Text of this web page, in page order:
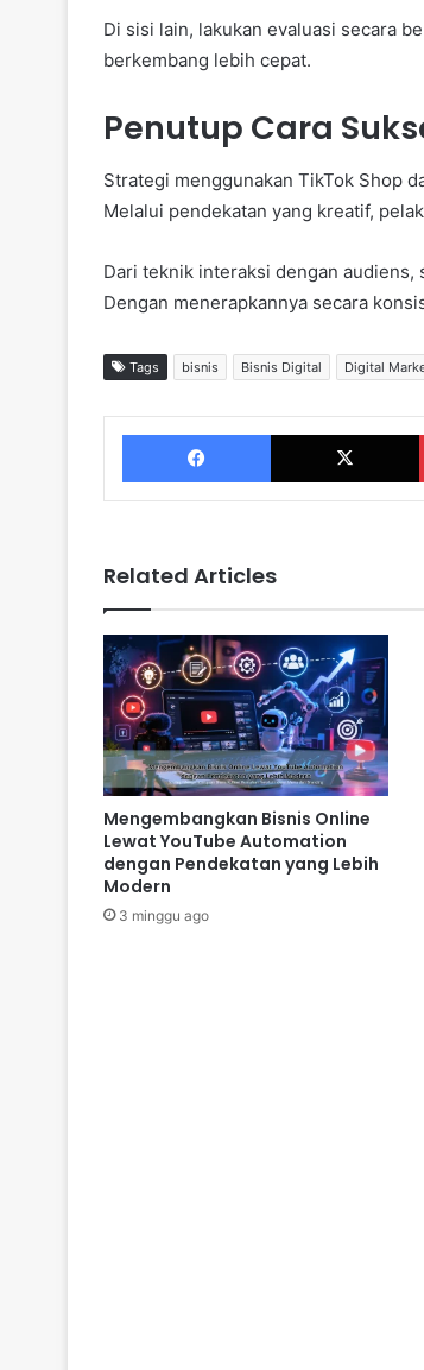
Di sisi lain, lakukan evaluasi secara
berkembang lebih cepat.
Penutup Cara
Strategi menggunakan TikTok Shop
Melalui pendekatan yang kreatif,
Dari teknik interaksi dengan
Dengan menerapkannya secara
Tags bisnis Bisnis Digital Digital
Facebook
Related Articles
Mengembangkan Bisnis Online
Lewat YouTube Automation
dengan Pendekatan yang Lebih
Modern
3 minggu ago